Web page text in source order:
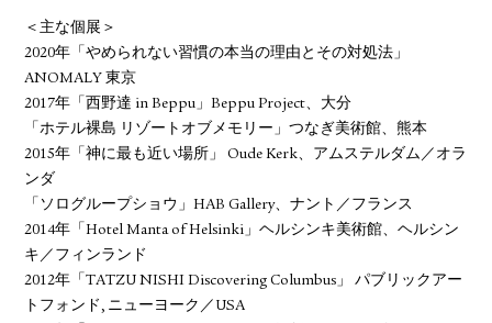
＜主な個展＞
2020年「やめられない習慣の本当の理由とその対処法」
ANOMALY 東京
2017年「西野達 in Beppu」Beppu Project、大分
「ホテル裸島 リゾートオブメモリー」つなぎ美術館、熊本
2015年「神に最も近い場所」 Oude Kerk、アムステルダム／オラ
ンダ
「ソログループショウ」HAB Gallery、ナント／フランス
2014年「Hotel Manta of Helsinki」ヘルシンキ美術館、ヘルシン
キ／フィンランド
2012年「TATZU NISHI Discovering Columbus」 パブリックアー
トフォンド, ニューヨーク／USA